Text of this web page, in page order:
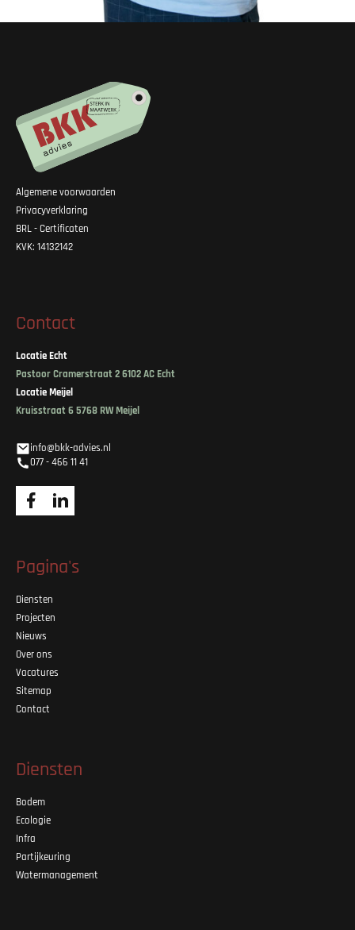
Algemene voorwaarden
Privacyverklaring
BRL - Certificaten
KVK: 14132142
Contact
Locatie Echt
Pastoor Cramerstraat 2 6102 AC Echt
Locatie Meijel
Kruisstraat 6 5768 RW Meijel
info@bkk-advies.nl
077 - 466 11 41
Pagina's
Diensten
Projecten
Nieuws
Over ons
Vacatures
Sitemap
Contact
Diensten
Bodem
Ecologie
Infra
Partijkeuring
Watermanagement